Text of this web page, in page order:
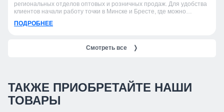
региональных отделов оптовых и розничных продаж. Для удобства
клиентов начали работу точки в Минске и Бресте, где можно
ПОДРОБНЕЕ
Смотреть все ❭
ТАКЖЕ ПРИОБРЕТАЙТЕ НАШИ
ТОВАРЫ